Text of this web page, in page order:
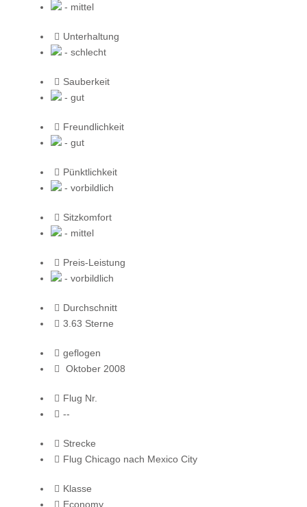
- mittel
Unterhaltung
- schlecht
Sauberkeit
- gut
Freundlichkeit
- gut
Pünktlichkeit
- vorbildlich
Sitzkomfort
- mittel
Preis-Leistung
- vorbildlich
Durchschnitt
3.63 Sterne
geflogen
Oktober 2008
Flug Nr.
--
Strecke
Flug Chicago nach Mexico City
Klasse
Economy